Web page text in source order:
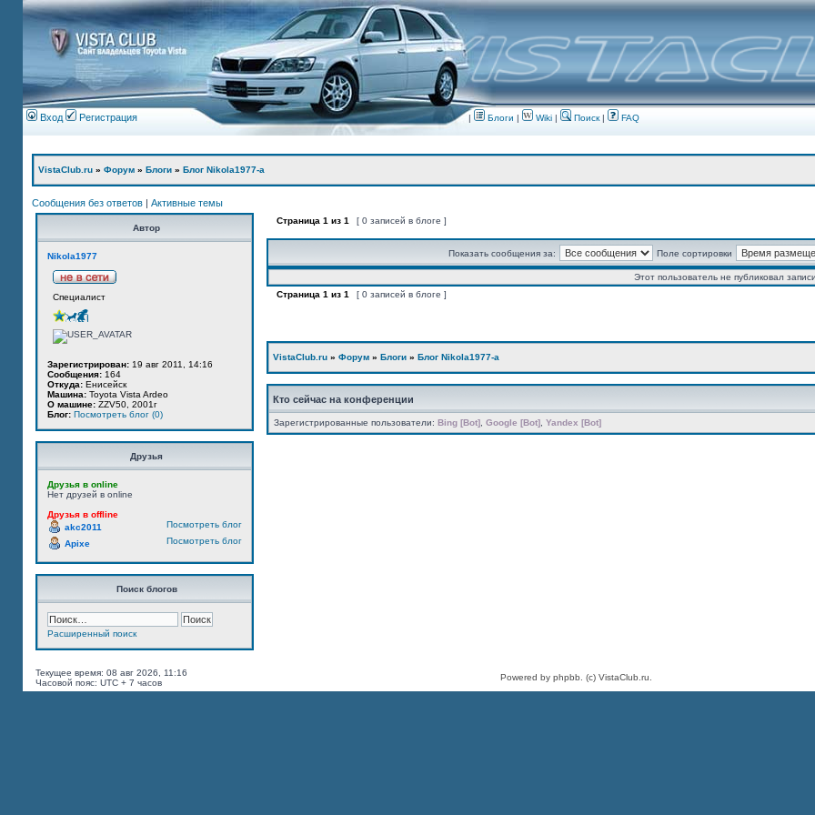
Вход Регистрация | Блоги | Wiki | Поиск| FAQ
VistaClub.ru » Форум » Блоги » Блог Nikola1977-а
Сообщения без ответов | Активные темы
Автор
Nikola1977
Специалист
Зарегистрирован: 19 авг 2011, 14:16
Сообщения: 164
Откуда: Енисейск
Машина: Toyota Vista Ardeo
О машине: ZZV50, 2001г
Блог: Посмотреть блог (0)
Друзья
Друзья в online
Нет друзей в online
Друзья в offline
Посмотреть блог
akc2011
Посмотреть блог
Apixe
Поиск блогов
Расширенный поиск
Страница 1 из 1 [ 0 записей в блоге ]
Показать сообщения за: Поле сортировки
Этот пользователь не публиковал записи.
Страница 1 из 1 [ 0 записей в блоге ]
VistaClub.ru » Форум » Блоги » Блог Nikola1977-а
Кто сейчас на конференции
Зарегистрированные пользователи: Bing [Bot] Google [Bot] Yandex [Bot]
Текущее время: 08 авг 2026, 11:16
Часовой пояс: UTC + 7 часов
Powered by phpbb. (c) VistaClub.ru.